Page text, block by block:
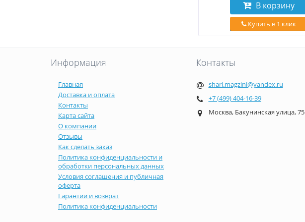
В корзину
Купить в 1 клик
Информация
Главная
Доставка и оплата
Контакты
Карта сайта
О компании
Отзывы
Как сделать заказ
Политика конфиденциальности и
обработки персональных данных
Условия соглашения и публичная
оферта
Гарантии и возврат
Политика конфиденциальности
Контакты
shari.magzini@yandex.ru
+7 (499) 404-16-39
Москва, Бакунинская улица, 75